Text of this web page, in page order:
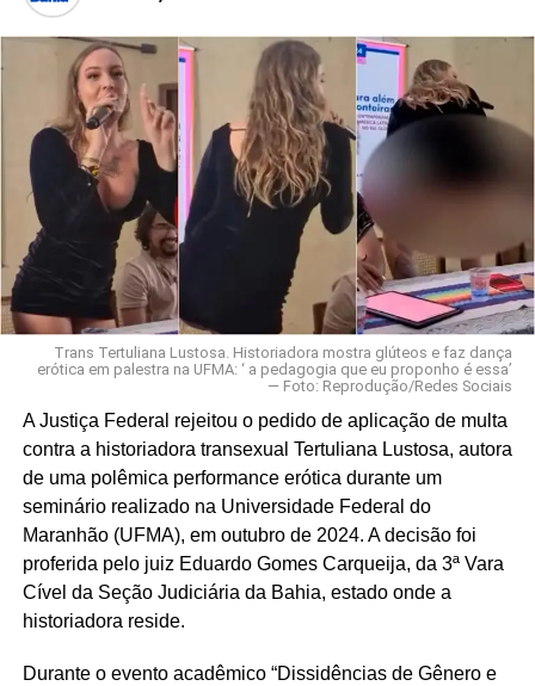
Trans Tertuliana Lustosa. Historiadora mostra glúteos e faz dança
erótica em palestra na UFMA: ‘ a pedagogia que eu proponho é essa’
— Foto: Reprodução/Redes Sociais
A Justiça Federal rejeitou o pedido de aplicação de multa
contra a historiadora transexual Tertuliana Lustosa, autora
de uma polêmica performance erótica durante um
seminário realizado na Universidade Federal do
Maranhão (UFMA), em outubro de 2024. A decisão foi
proferida pelo juiz Eduardo Gomes Carqueija, da 3ª Vara
Cível da Seção Judiciária da Bahia, estado onde a
historiadora reside.
Durante o evento acadêmico “Dissidências de Gênero e